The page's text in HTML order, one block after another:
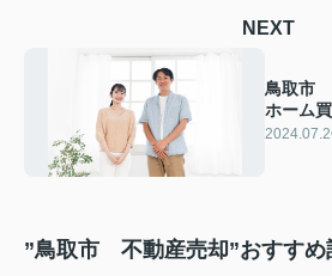
NEXT
鳥取市
ホーム
住宅ロ
”鳥取市 不動産売却”おすすめ